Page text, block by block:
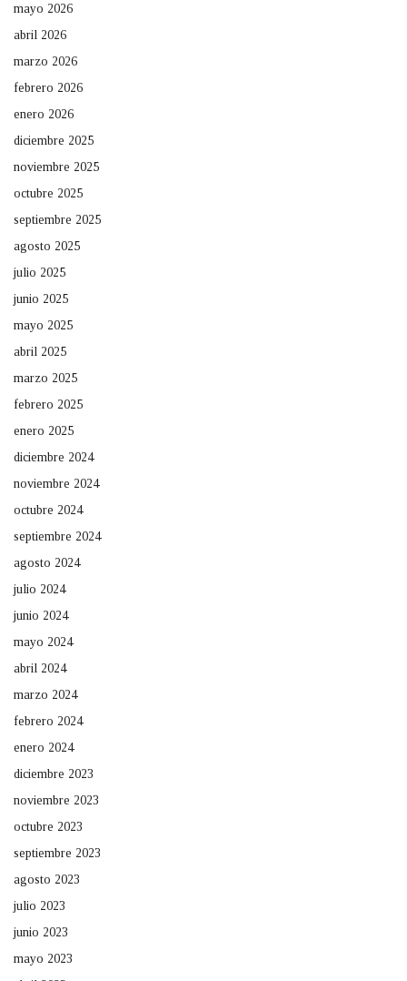
mayo 2026
abril 2026
marzo 2026
febrero 2026
enero 2026
diciembre 2025
noviembre 2025
octubre 2025
septiembre 2025
agosto 2025
julio 2025
junio 2025
mayo 2025
abril 2025
marzo 2025
febrero 2025
enero 2025
diciembre 2024
noviembre 2024
octubre 2024
septiembre 2024
agosto 2024
julio 2024
junio 2024
mayo 2024
abril 2024
marzo 2024
febrero 2024
enero 2024
diciembre 2023
noviembre 2023
octubre 2023
septiembre 2023
agosto 2023
julio 2023
junio 2023
mayo 2023